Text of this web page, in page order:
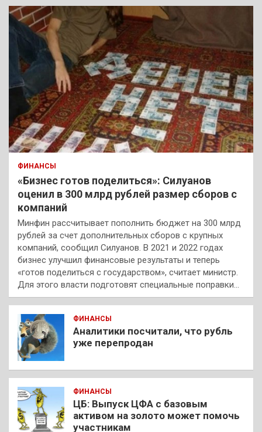
ФИНАНСЫ
«Бизнес готов поделиться»: Силуанов
оценил в 300 млрд рублей размер сборов с
компаний
Минфин рассчитывает пополнить бюджет на 300 млрд
рублей за счет дополнительных сборов с крупных
компаний, сообщил Силуанов. В 2021 и 2022 годах
бизнес улучшил финансовые результаты и теперь
«готов поделиться с государством», считает министр.
Для этого власти подготовят специальные поправки…
ФИНАНСЫ
Аналитики посчитали, что рубль
уже перепродан
ФИНАНСЫ
ЦБ: Выпуск ЦФА с базовым
активом на золото может помочь
участникам